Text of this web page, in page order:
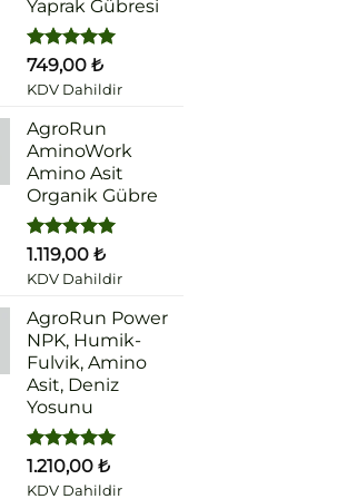
Yaprak Gübresi
5 üzerinden
5.00
oy
aldı
749,00 ₺
KDV Dahildir
AgroRun
AminoWork
Amino Asit
Organik Gübre
5 üzerinden
5.00
oy
aldı
1.119,00 ₺
KDV Dahildir
AgroRun Power
NPK, Humik-
Fulvik, Amino
Asit, Deniz
Yosunu
5 üzerinden
5.00
oy
1.210,00 ₺
KDV Dahildir